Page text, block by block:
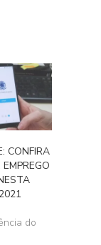
CONFIRA
do